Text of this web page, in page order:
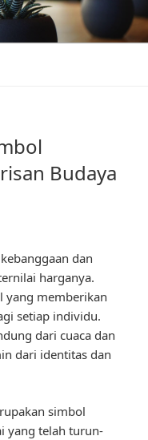
Budaya
dan
harganya.
yang memberikan
setiap individu.
dari cuaca dan
dari identitas dan
simbol
yang telah turun-